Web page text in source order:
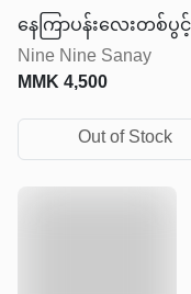
နေကြာပန်းလေးတစ်
ပြုံးပါ
Nine Nine Sanay
MMK4,500
Out of Stock